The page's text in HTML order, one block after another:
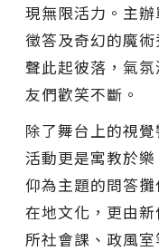
現無限活力。主
徵答及奇幻的魔
聲此起彼落，氣
友們歡笑不斷。
除了舞台上的視
活動更是寓教於
仰為主題的問答
在地文化，更由
所社會課、政風